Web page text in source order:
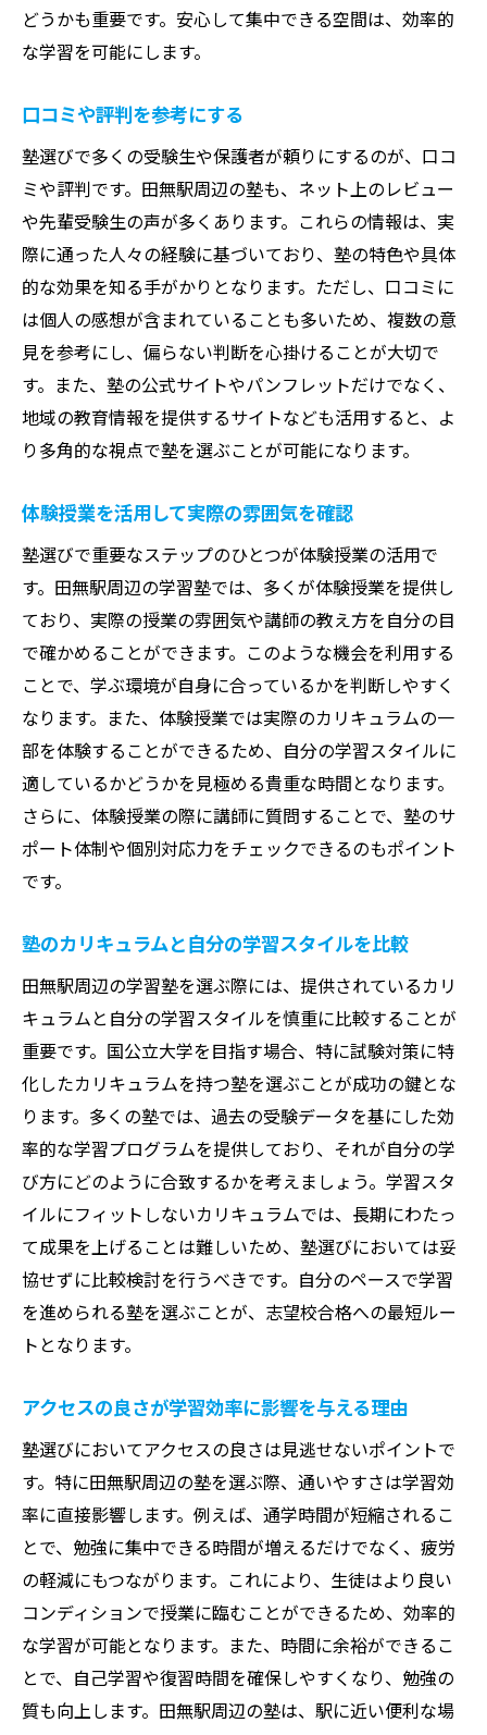
国公立大学合格への第一歩田無駅近くの優良塾
紹介
大規模予備校の最新情報を活用した学習法
国公立大学対策に特化した講師陣
実績のあるカリキュラムで確実な成果
田無駅周辺のおすすめ塾リスト
合格者の声から学ぶ塾の選び方
志望校合格を目指すあなたへ田無駅周辺の塾が
提供する戦略とは
個別カウンセリングで徹底的な弱点分析
合格に直結する学習プランニング
逆算思考で目標達成への道筋を明確に
模試を活用した実力チェックの方法
自己管理スキルを養う塾のサポート体制
田無駅エリアで効率的に学ぶための塾選びのポ
イント
通学時間を最小化して学習時間を確保
自習室の充実度が学力向上を後押し
講師と生徒のコミュニケーションの質
進路指導の手厚さが志望校合格を左右する
オンライン授業の活用方法
学習環境がもたらすモチベーションの高ま
う選ぶ？
志望校に合わせた専用カリキュラムの重要
性
フィードバックを活かした継続的な改善策
得意科目を伸ばす塾の選び方
弱点克服のための個別対応力
合格者が語る成功体験の共有
学習効率を上げる塾のサポート体制
田無駅周辺の学習塾が提供する独自カリキュラ
ムで志望校合格へ
カリキュラム設計の違いが合格を左右
短期間で成果を出すための集中講座
自分に合った学習スタイルの見つけ方
進捗管理の徹底がもたらす結果の違い
成功事例に基づくカリキュラム選び
国公立大学受験を成功させるための田無駅エリ
アの塾活用法
学習目標の明確化とその達成方法
モチベーションを保つための塾の工夫
定期的な進路相談で方向性を確認
実績に基づく信頼できる塾選びのコツ
どうかも重要です。安心して集中できる空間は、効率的
な学習を可能にします。
口コミや評判を参考にする
塾選びで多くの受験生や保護者が頼りにするのが、口コ
ミや評判です。田無駅周辺の塾も、ネット上のレビュー
や先輩受験生の声が多くあります。これらの情報は、実
際に通った人々の経験に基づいており、塾の特色や具体
的な効果を知る手がかりとなります。ただし、口コミに
は個人の感想が含まれていることも多いため、複数の意
見を参考にし、偏らない判断を心掛けることが大切で
す。また、塾の公式サイトやパンフレットだけでなく、
地域の教育情報を提供するサイトなども活用すると、よ
り多角的な視点で塾を選ぶことが可能になります。
体験授業を活用して実際の雰囲気を確認
塾選びで重要なステップのひとつが体験授業の活用で
す。田無駅周辺の学習塾では、多くが体験授業を提供し
ており、実際の授業の雰囲気や講師の教え方を自分の目
で確かめることができます。このような機会を利用する
ことで、学ぶ環境が自身に合っているかを判断しやすく
なります。また、体験授業では実際のカリキュラムの一
部を体験することができるため、自分の学習スタイルに
適しているかどうかを見極める貴重な時間となります。
さらに、体験授業の際に講師に質問することで、塾のサ
ポート体制や個別対応力をチェックできるのもポイント
です。
塾のカリキュラムと自分の学習スタイルを比較
田無駅周辺の学習塾を選ぶ際には、提供されているカリ
キュラムと自分の学習スタイルを慎重に比較することが
重要です。国公立大学を目指す場合、特に試験対策に特
化したカリキュラムを持つ塾を選ぶことが成功の鍵とな
ります。多くの塾では、過去の受験データを基にした効
率的な学習プログラムを提供しており、それが自分の学
び方にどのように合致するかを考えましょう。学習スタ
イルにフィットしないカリキュラムでは、長期にわたっ
て成果を上げることは難しいため、塾選びにおいては妥
協せずに比較検討を行うべきです。自分のペースで学習
を進められる塾を選ぶことが、志望校合格への最短ルー
トとなります。
アクセスの良さが学習効率に影響を与える理由
塾選びにおいてアクセスの良さは見逃せないポイントで
す。特に田無駅周辺の塾を選ぶ際、通いやすさは学習効
率に直接影響します。例えば、通学時間が短縮されるこ
とで、勉強に集中できる時間が増えるだけでなく、疲労
の軽減にもつながります。これにより、生徒はより良い
コンディションで授業に臨むことができるため、効率的
な学習が可能となります。また、時間に余裕ができるこ
とで、自己学習や復習時間を確保しやすくなり、勉強の
質も向上します。田無駅周辺の塾は、駅に近い便利な場